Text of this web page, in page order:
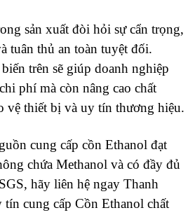
sản xuất đòi hỏi sự cẩn trọng,
tuân thủ an toàn tuyệt đối.
trên sẽ giúp doanh nghiệp
phí mà còn nâng cao chất
vệ thiết bị và uy tín thương hiệu.
cung cấp cồn Ethanol đạt
chứa Methanol và có đầy đủ
hãy liên hệ ngay Thanh
cung cấp Cồn Ethanol chất